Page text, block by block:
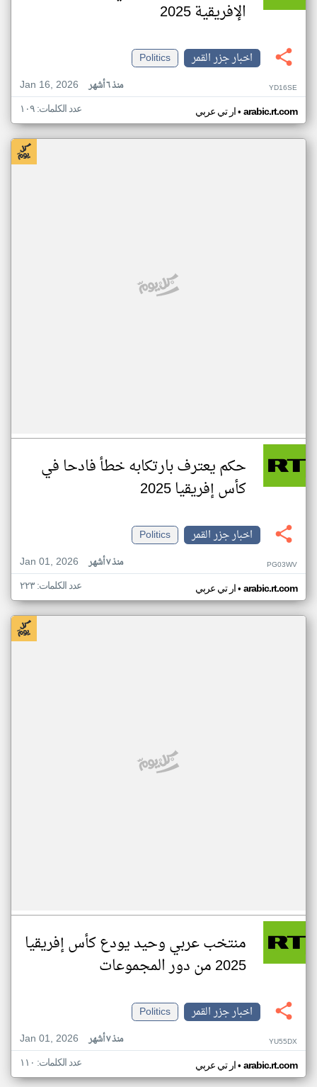
الإفريقية 2025
اخبار جزر القمر
Politics
Jan 16, 2026
منذ ٦ أشهر YD16SE
ار تي عربي• arabic.rt.com عدد الكلمات: ١٠٩
حكم يعترف بارتكابه خطأ فادحا في
كأس إفريقيا 2025
اخبار جزر القمر
Politics
Jan 01, 2026
منذ ٧ أشهر PG03WV
ار تي عربي• arabic.rt.com عدد الكلمات: ٢٢٣
منتخب عربي وحيد يودع كأس إفريقيا
2025 من دور المجموعات
اخبار جزر القمر
Politics
Jan 01, 2026
منذ ٧ أشهر YU55DX
ار تي عربي• arabic.rt.com عدد الكلمات: ١١٠